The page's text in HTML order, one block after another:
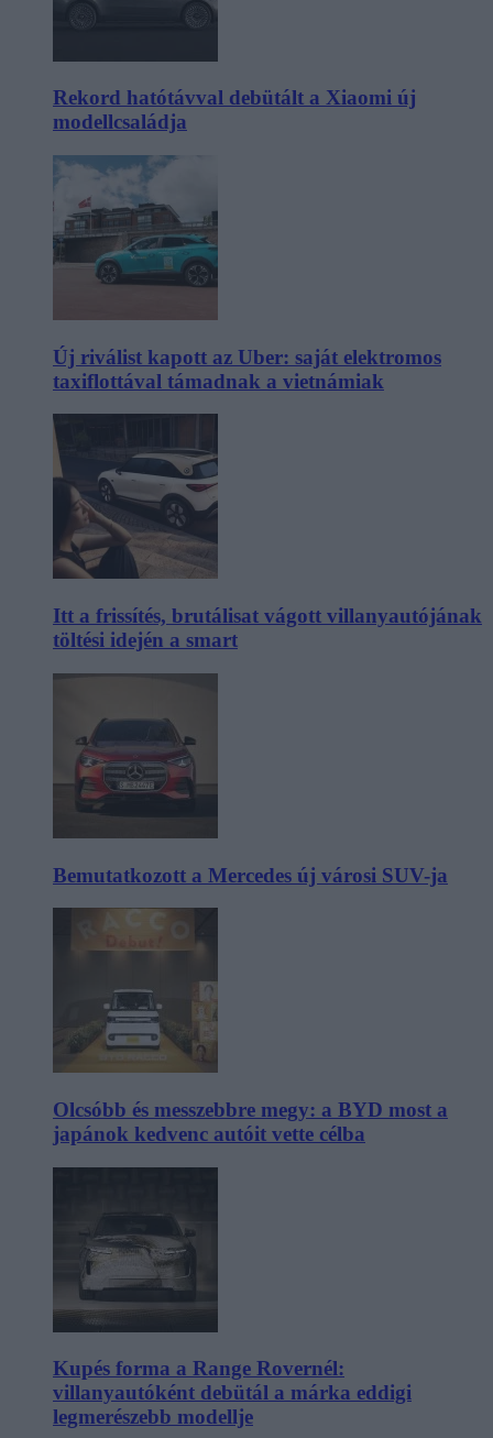
Rekord hatótávval debütált a Xiaomi új
modellcsaládja
Új riválist kapott az Uber: saját elektromos
taxiflottával támadnak a vietnámiak
Itt a frissítés, brutálisat vágott villanyautójának
töltési idején a smart
Bemutatkozott a Mercedes új városi SUV-ja
Olcsóbb és messzebbre megy: a BYD most a
japánok kedvenc autóit vette célba
Kupés forma a Range Rovernél:
villanyautóként debütál a márka eddigi
legmerészebb modellje